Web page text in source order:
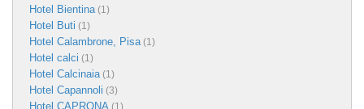
Hotel Bientina (1)
Hotel Buti (1)
Hotel Calambrone, Pisa (1)
Hotel calci (1)
Hotel Calcinaia (1)
Hotel Capannoli (3)
Hotel CAPRONA (1)